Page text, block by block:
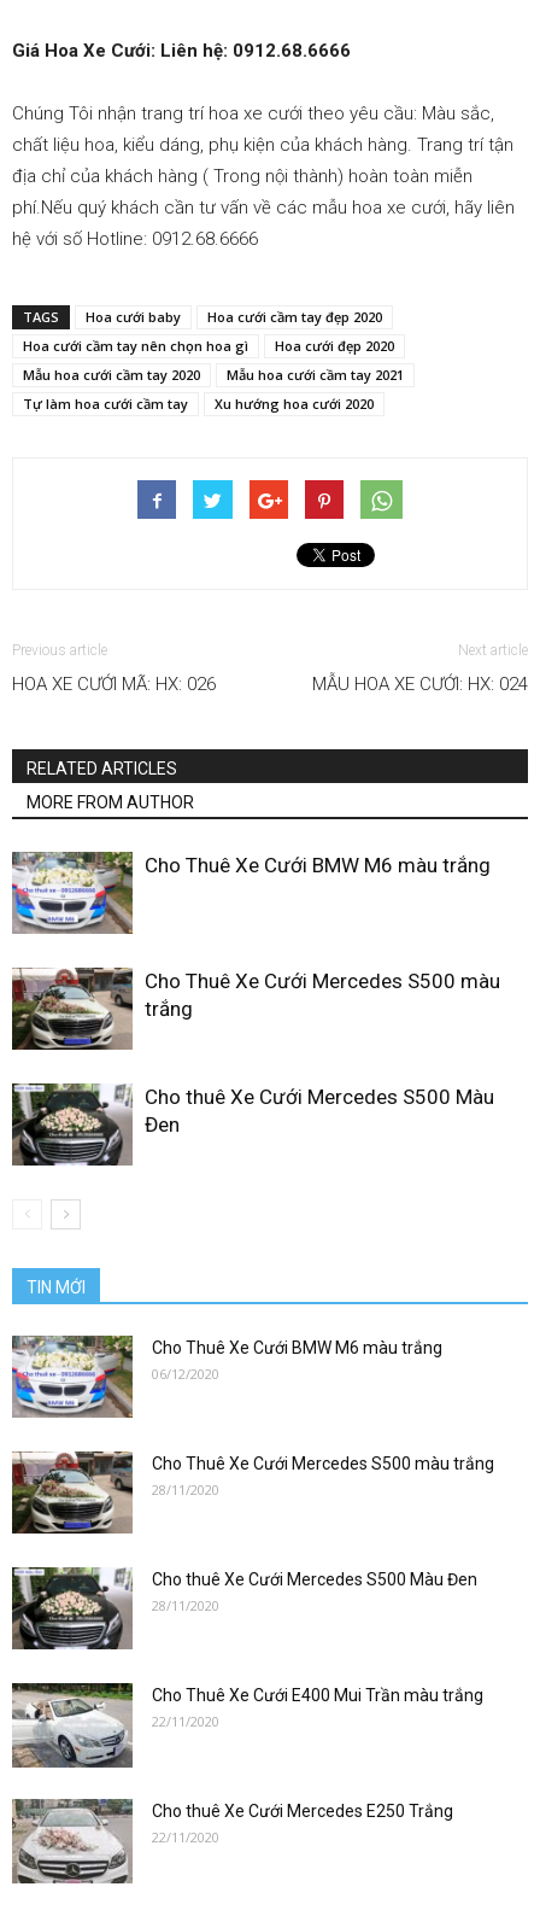
san
bay|
Giá Hoa Xe Cưới: Liên hệ: 0912.68.6666
Chúng Tôi nhận trang trí hoa xe cưới theo yêu cầu: Màu sắc,
chất liệu hoa, kiểu dáng, phụ kiện của khách hàng. Trang trí tận
địa chỉ của khách hàng ( Trong nội thành) hoàn toàn miễn
phí.Nếu quý khách cần tư vấn về các mẫu hoa xe cưới, hãy liên
hệ với số Hotline: 0912.68.6666
TAGS Hoa cưới baby
Hoa cưới cầm tay đẹp 2020
Hoa cưới cầm tay nên chọn hoa gì
Hoa cưới đẹp 2020
Mẫu hoa cưới cầm tay 2020
Mẫu hoa cưới cầm tay 2021
Tự làm hoa cưới cầm tay
Xu hướng hoa cưới 2020
Previous article
HOA XE CƯỚI MÃ: HX: 026
Next article
MẪU HOA XE CƯỚI: HX: 024
RELATED ARTICLES
MORE FROM AUTHOR
Cho Thuê Xe Cưới BMW M6 màu trắng
Cho Thuê Xe Cưới Mercedes S500 màu
trắng
Cho thuê Xe Cưới Mercedes S500 Màu
Đen
TIN MỚI
Cho Thuê Xe Cưới BMW M6 màu trắng
06/12/2020
Cho Thuê Xe Cưới Mercedes S500 màu trắng
28/11/2020
Cho thuê Xe Cưới Mercedes S500 Màu Đen
28/11/2020
Cho Thuê Xe Cưới E400 Mui Trần màu trắng
22/11/2020
Cho thuê Xe Cưới Mercedes E250 Trắng
22/11/2020